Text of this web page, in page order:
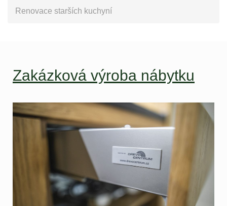
Renovace starších kuchyní
Zakázková výroba nábytku